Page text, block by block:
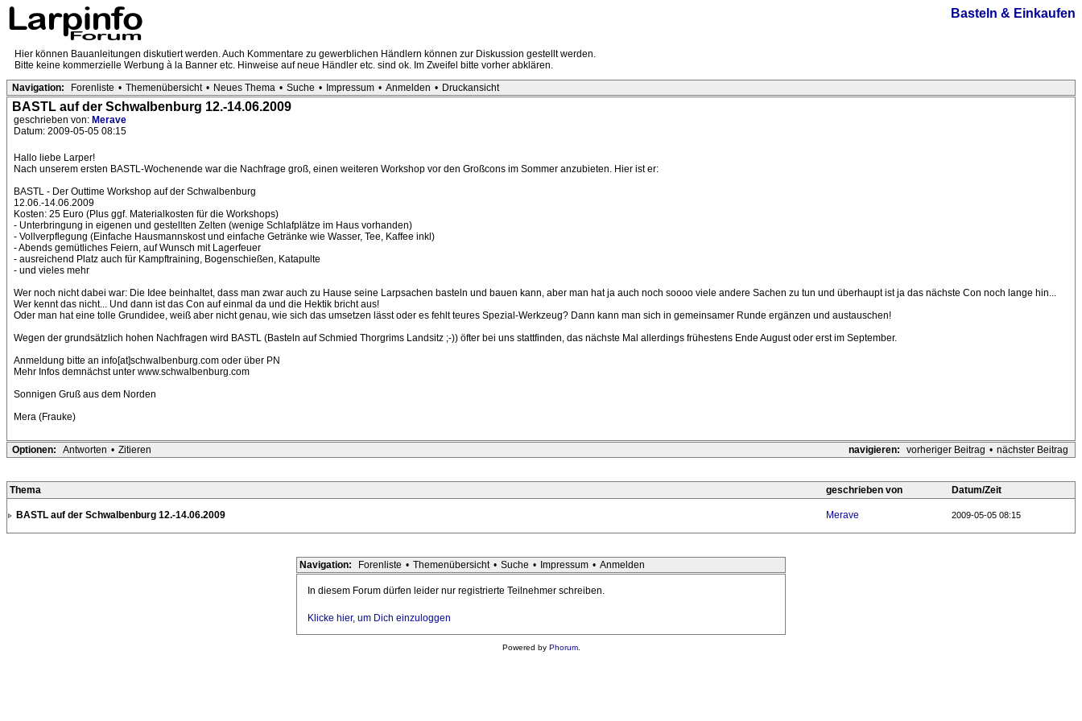
Basteln & Einkaufen
Hier können Bauanleitungen diskutiert werden. Auch Kommentare zu gewerblichen Händlern können zur Diskussion gestellt werden.
Bitte keine kommerzielle Werbung à la Banner etc. Hinweise auf neue Händler etc. sind ok. Im Zweifel bitte vorher abklären.
Navigation:
Forenliste • Themenübersicht • Neues Thema • Suche • Impressum • Anmelden • Druckansicht
BASTL auf der Schwalbenburg 12.-14.06.2009
geschrieben von: Merave
Datum: 2009-05-05 08:15
Hallo liebe Larper!
Nach unserem ersten BASTL-Wochenende war die Nachfrage groß, einen weiteren Workshop vor den Großcons im Sommer anzubieten. Hier ist er:
BASTL - Der Outtime Workshop auf der Schwalbenburg
12.06.-14.06.2009
Kosten: 25 Euro (Plus ggf. Materialkosten für die Workshops)
- Unterbringung in eigenen und gestellten Zelten (wenige Schlafplätze im Haus vorhanden)
- Vollverpflegung (Einfache Hausmannskost und einfache Getränke wie Wasser, Tee, Kaffee inkl)
- Abends gemütliches Feiern, auf Wunsch mit Lagerfeuer
- ausreichend Platz auch für Kampftraining, Bogenschießen, Katapulte
- und vieles mehr
Wer noch nicht dabei war: Die Idee beinhaltet, dass man zwar auch zu Hause seine Larpsachen basteln und bauen kann, aber man hat ja auch noch soooo viele andere Sachen zu tun und überhaupt ist ja das nächste Con noch lange hin...
Wer kennt das nicht... Und dann ist das Con auf einmal da und die Hektik bricht aus!
Oder man hat eine tolle Grundidee, weiß aber nicht genau, wie sich das umsetzen lässt oder es fehlt teures Spezial-Werkzeug? Dann kann man sich in gemeinsamer Runde ergänzen und austauschen!
Wegen der grundsätzlich hohen Nachfragen wird BASTL (Basteln auf Schmied Thorgrims Landsitz ;-)) öfter bei uns stattfinden, das nächste Mal allerdings frühestens Ende August oder erst im September.
Anmeldung bitte an info[at]schwalbenburg.com oder über PN
Mehr Infos demnächst unter www.schwalbenburg.com
Sonnigen Gruß aus dem Norden
Mera (Frauke)
navigieren: vorheriger Beitrag • nächster Beitrag
Optionen: Antworten • Zitieren
Thema geschrieben von Datum/Zeit
BASTL auf der Schwalbenburg 12.-14.06.2009 Merave 2009-05-05 08:15
Navigation: Forenliste • Themenübersicht • Suche • Impressum • Anmelden
In diesem Forum dürfen leider nur registrierte Teilnehmer schreiben.
Klicke hier, um Dich einzuloggen
Powered by Phorum.